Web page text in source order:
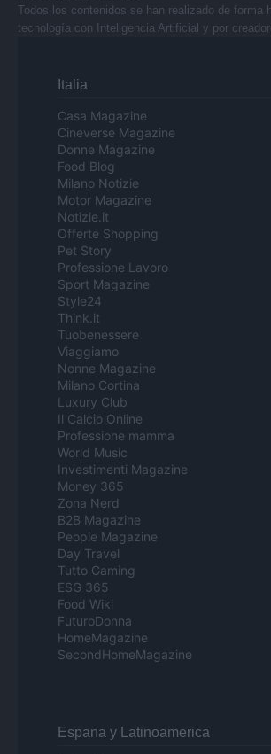
Todos los contenidos se han realizado de forma
tecnología con Inteligencia Artificial y por
Italia
Casa Magazine
Cineverse Magazine
Donne Magazine
Food Blog
Milano Notizie
Motor Magazine
Notizie.it
Offerte Shopping
Pet Story
Professione Lavoro
Sport Magazine
Style24
Think.it
Tuobenessere
Viaggiamo
Nonne Magazine
Milano Cortina
Luxury Club
Il Calcio Online
Professione mamma
World Music
Investimenti Magazine
Money 365
Zona Nerd
B2B Magazine
People Magazine
Day Travel
Tutto Gaming
ESG 365
Food Wiki
FuturoDonna
HomeMagazine
SecondHomeMagazine
Espana y Latinoamerica